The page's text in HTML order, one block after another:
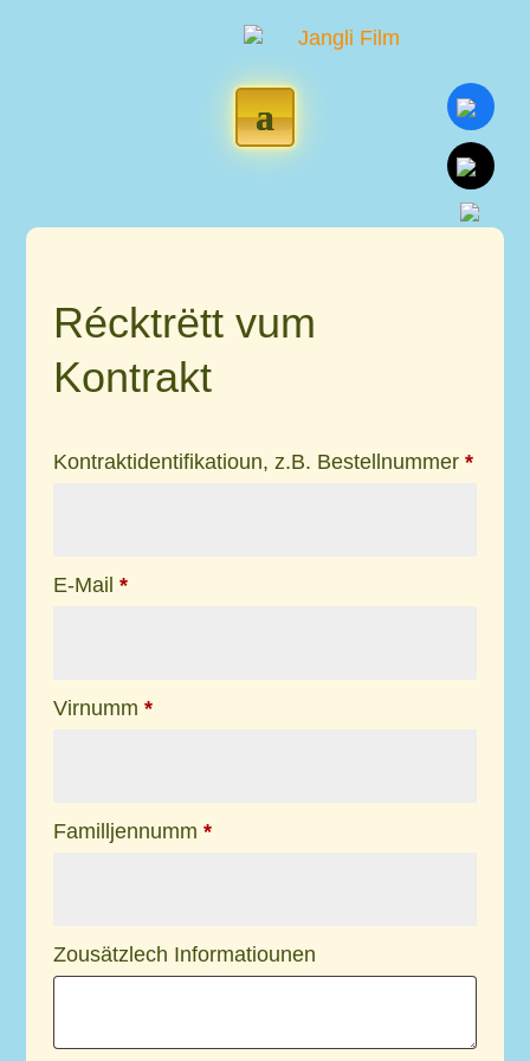
Récktrëtt vum
Kontrakt
Kontraktidentifikatioun, z.B. Bestellnummer *
E-Mail *
Email
Virnumm *
Familljennumm *
Zousätzlech Informatiounen